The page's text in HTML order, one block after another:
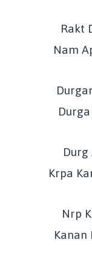
Rakt
Nam
Krpa
Nrp